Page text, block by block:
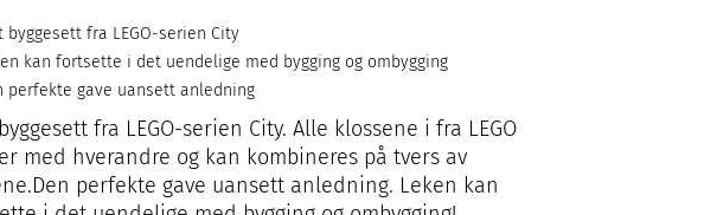
byggesett fra LEGO-serien City
kan fortsette i det uendelige med bygging og ombygging
perfekte gave uansett anledning
fra LEGO-serien City. Alle klossene i fra LEGO
med hverandre og kan kombineres på tvers av
perfekte gave uansett anledning. Leken kan